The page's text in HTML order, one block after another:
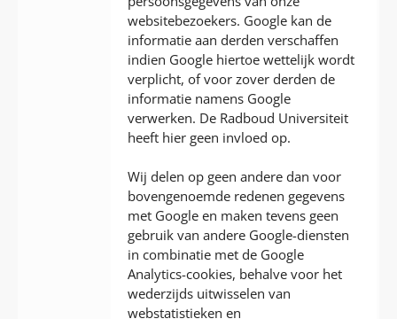
websitebezoekers. Google kan de
informatie aan derden verschaffen
indien Google hiertoe wettelijk wordt
verplicht, of voor zover derden de
informatie namens Google
verwerken. De Radboud Universiteit
heeft hier geen invloed op.
Wij delen op geen andere dan voor
bovengenoemde redenen gegevens
met Google en maken tevens geen
gebruik van andere Google-diensten
in combinatie met de Google
Analytics-cookies, behalve voor het
wederzijds uitwisselen van
webstatistieken en